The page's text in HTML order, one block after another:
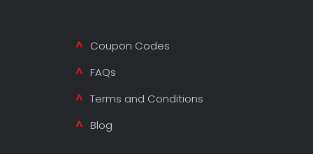
Coupon Codes
FAQs
Terms and Conditions
Blog